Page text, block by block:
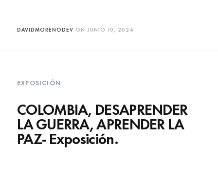
DAVIDMORENODEV ON JUNIO 10, 2024
EXPOSICIÓN
COLOMBIA, DESAPRENDER
LA GUERRA, APRENDER LA
PAZ- Exposición.